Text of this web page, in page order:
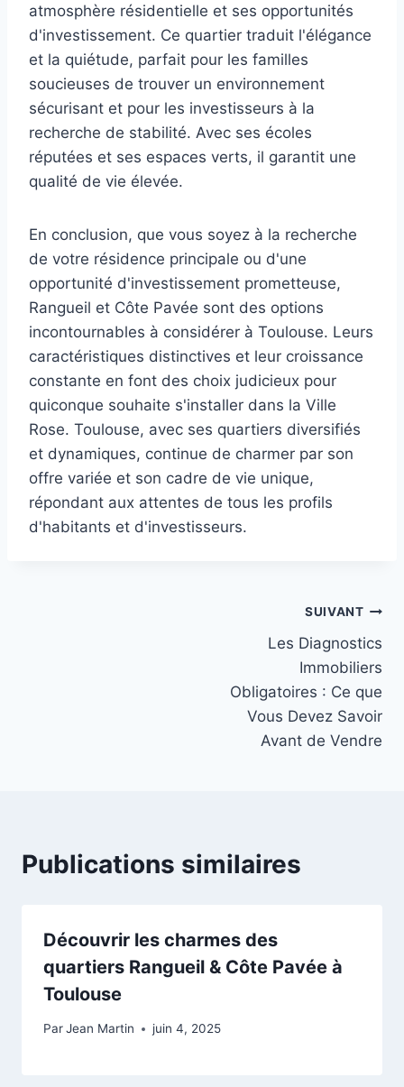
atmosphère résidentielle et ses opportunités
d'investissement. Ce quartier traduit l'élégance
et la quiétude, parfait pour les familles
soucieuses de trouver un environnement
sécurisant et pour les investisseurs à la
recherche de stabilité. Avec ses écoles
réputées et ses espaces verts, il garantit une
qualité de vie élevée.
En conclusion, que vous soyez à la recherche
de votre résidence principale ou d'une
opportunité d'investissement prometteuse,
Rangueil et Côte Pavée sont des options
incontournables à considérer à Toulouse. Leurs
caractéristiques distinctives et leur croissance
constante en font des choix judicieux pour
quiconque souhaite s'installer dans la Ville
Rose. Toulouse, avec ses quartiers diversifiés
et dynamiques, continue de charmer par son
offre variée et son cadre de vie unique,
répondant aux attentes de tous les profils
d'habitants et d'investisseurs.
SUIVANT
Les Diagnostics
Immobiliers
Obligatoires : Ce que
Vous Devez Savoir
Avant de Vendre
Publications similaires
Découvrir les charmes des
quartiers Rangueil & Côte Pavée à
Toulouse
ParJean Martin juin 4, 2025